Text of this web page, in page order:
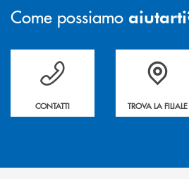
Come possiamo aiutarti
Per ogni necessità compila il form e noi
CONTATTI
La&nbsp;
TROVA LA FILIALE